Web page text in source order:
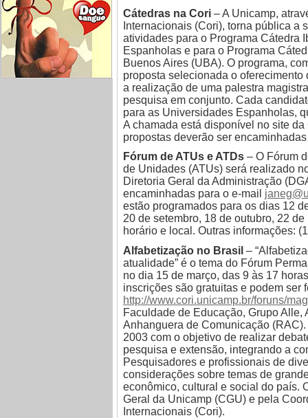
Cátedras na Cori – A Unicamp,
Internacionais (Cori), torna pública a
atividades para o Programa Cátedra
Espanholas e para o Programa
Buenos Aires (UBA). O programa,
proposta selecionada o
a realização de uma palestra
pesquisa em conjunto. Cada
para as Universidades Espanholas,
A chamada está disponível no site da
propostas deverão ser
Fórum de ATUs e ATDs – O Fórum
de Unidades (ATUs) será realizado
Diretoria Geral da Administração
encaminhadas para o e-mail
estão programados para os dias 12
20 de setembro, 18 de outubro, 22
horário e local. Outras informações:
Alfabetização no Brasil –
atualidade” é o tema do Fórum
no dia 15 de março, das 9 às 17
inscrições são gratuitas e podem ser
http://www.cori.unicamp.br/foruns/
Faculdade de Educação, Grupo
Anhanguera de Comunicação
2003 com o objetivo de realizar
pesquisa e extensão, integrando a
Pesquisadores e profissionais de
considerações sobre temas de
econômico, cultural e social do país.
Geral da Unicamp (CGU) e pela
Internacionais (Cori).